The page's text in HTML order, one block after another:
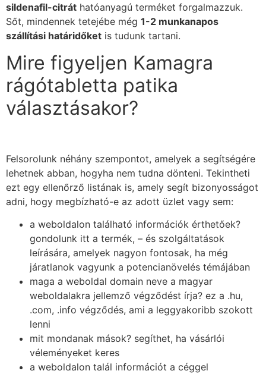
sildenafil-citrát hatóanyagú terméket forgalmazzuk.
Sőt, mindennek tetejébe még 1-2 munkanapos
szállítási határidőket is tudunk tartani.
Mire figyeljen Kamagra
rágótabletta patika
választásakor?
Felsorolunk néhány szempontot, amelyek a segítségére
lehetnek abban, hogyha nem tudna dönteni. Tekintheti
ezt egy ellenőrző listának is, amely segít bizonyosságot
adni, hogy megbízható-e az adott üzlet vagy sem:
a weboldalon található információk érthetőek?
gondolunk itt a termék, – és szolgáltatások
leírására, amelyek nagyon fontosak, ha még
járatlanok vagyunk a potencianövelés témájában
maga a weboldal domain neve a magyar
weboldalakra jellemző végződést írja? ez a .hu,
.com, .info végződés, ami a leggyakoribb szokott
lenni
mit mondanak mások? segíthet, ha vásárlói
véleményeket keres
a weboldalon talál információt a céggel